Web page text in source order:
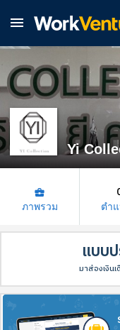

Yi
business_center
ภาพรวม
ตำ
แบบ
มาส่องเงิน